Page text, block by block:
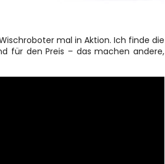
mal in Aktion. Ich finde die
für den Preis – das machen andere,